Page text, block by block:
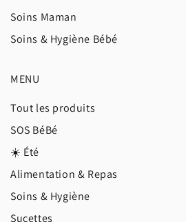
Soins Maman
Soins & Hygiène Bébé
MENU
Tout les produits
SOS BéBé
☀️ Été
Alimentation & Repas
Soins & Hygiène
Sucettes